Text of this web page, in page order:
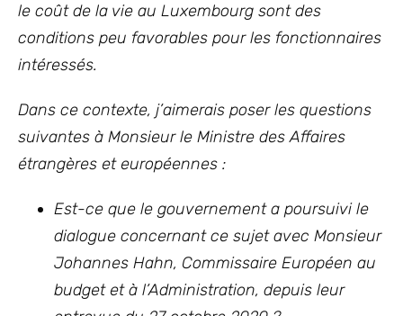
le coût de la vie au Luxembourg sont des
conditions peu favorables pour les fonctionnaires
intéressés.
Dans ce contexte, j’aimerais poser les questions
suivantes à Monsieur le Ministre des Affaires
étrangères et européennes :
Est-ce que le gouvernement a poursuivi le
dialogue concernant ce sujet avec Monsieur
Johannes Hahn, Commissaire Européen au
budget et à l’Administration, depuis leur